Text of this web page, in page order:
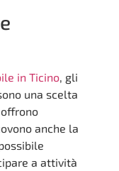
in Ticino, gli
una scelta
anche la
a attività